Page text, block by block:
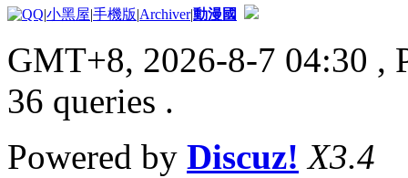
|小黑屋|手機版|Archiver|動漫國
GMT+8, 2026-8-7 04:30 ,
36 queries .
Powered by Discuz! X3.4